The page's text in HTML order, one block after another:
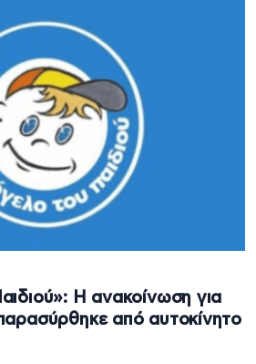
Η ανακοίνωση για
από αυτοκίνητο